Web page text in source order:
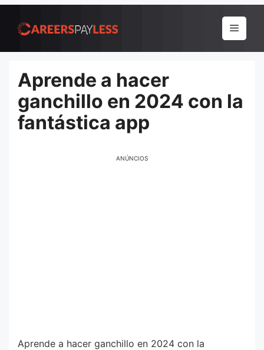
para
conteúdo
Menu
Aprende a hacer
ganchillo en 2024 con la
fantástica app
ANÚNCIOS
Aprende a hacer ganchillo en 2024 con la